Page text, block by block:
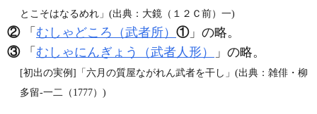
とこそはなるめれ」(出典：大鏡（１２Ｃ前）一)
②「 むしゃどころ（武者所） ①」の略。
③「 むしゃにんぎょう（武者人形） 」の略。
[初出の実例]「六月の質屋ながれん武者を干し」(出典：雑俳・柳
多留‐一二（1777）)